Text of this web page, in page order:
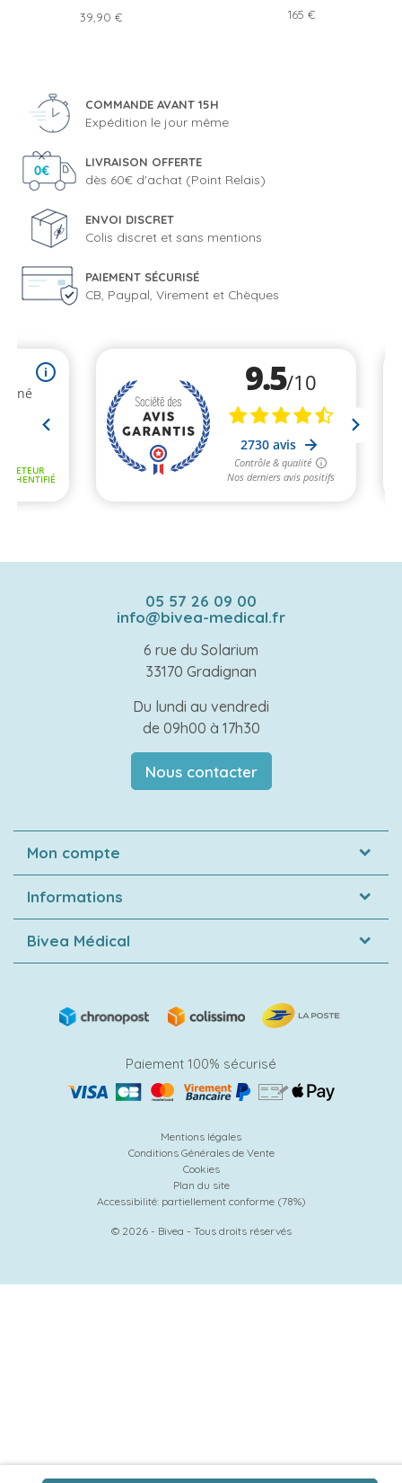
Prix
39,90 € Prix
165 €
COMMANDE AVANT 15H
Expédition le jour même
LIVRAISON OFFERTE
dès 60€ d'achat (Point Relais)
ENVOI DISCRET
Colis discret et sans mentions
PAIEMENT SÉCURISÉ
CB, Paypal, Virement et Chèques
05 57 26 09 00
info@bivea-medical.fr
6 rue du Solarium
33170 Gradignan
Du lundi au vendredi
de 09h00 à 17h30
Nous contacter
Mon compte
Informations
Bivea Médical
Paiement 100% sécurisé
Mentions légales
Conditions Générales de Vente
Cookies
Plan du site
Accessibilité: partiellement conforme (78%)
© 2026 - Bivea - Tous droits réservés